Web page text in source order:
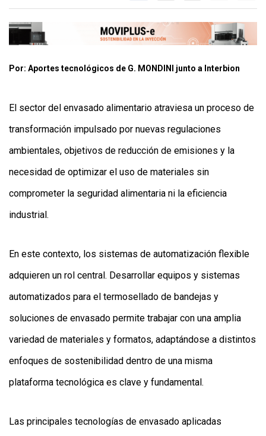
APP
SMARTPHONE
Por: Aportes tecnológicos de G. MONDINI junto a Interbion
El sector del envasado alimentario atraviesa un proceso de
transformación impulsado por nuevas regulaciones
ambientales, objetivos de reducción de emisiones y la
necesidad de optimizar el uso de materiales sin
comprometer la seguridad alimentaria ni la eficiencia
industrial.
En este contexto, los sistemas de automatización flexible
adquieren un rol central. Desarrollar equipos y sistemas
automatizados para el termosellado de bandejas y
soluciones de envasado permite trabajar con una amplia
variedad de materiales y formatos, adaptándose a distintos
enfoques de sostenibilidad dentro de una misma
plataforma tecnológica es clave y fundamental.
Las principales tecnologías de envasado aplicadas